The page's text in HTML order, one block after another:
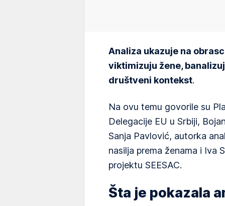
Analiza ukazuje na
viktimizuju žene,
društveni kontekst.
Na ovu temu govorile su
Delegacije EU u Srbiji,
Sanja Pavlović, autorka
nasilja prema ženama i Iva
projektu SEESAC.
Šta je pokazala